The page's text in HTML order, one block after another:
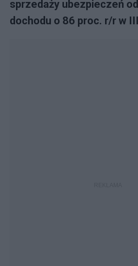
sprzedaży ubezpieczeń
dochodu o 86 proc. r/r w